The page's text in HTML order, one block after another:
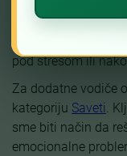
operatera,
kladionice u Srbiji
,
pod stresom ili
Za dodatne vodiče
kategoriju Saveti.
sme biti način da
emocionalne